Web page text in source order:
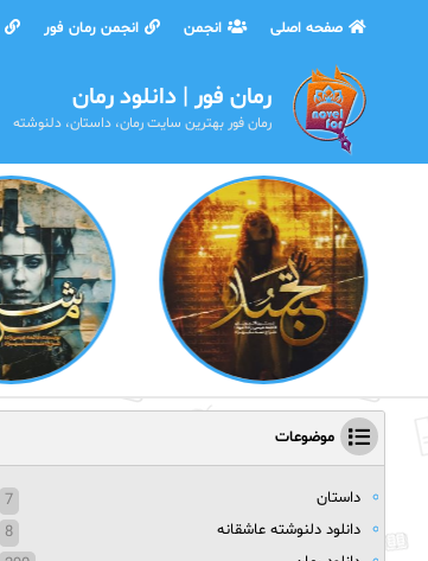
صفحه اصلی انجمن انجمن رمان فور
رمان فور | دانلود رمان
رمان فور بهترین سایت رمان، داستان، دلنوشته
موضوعات
داستان
7
دانلود دلنوشته عاشقانه
8